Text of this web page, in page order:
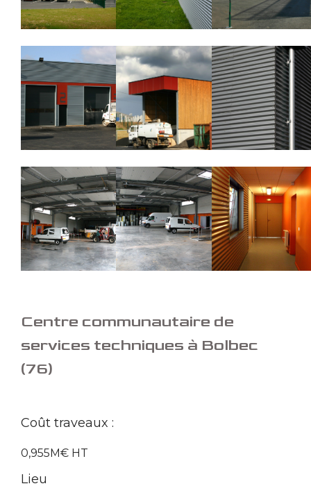
Centre communautaire de
services techniques à Bolbec
(76)
Coût traveaux :
0,955M€ HT
Lieu